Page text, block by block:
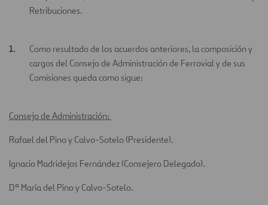
Retribuciones.
Como resultado de los acuerdos anteriores, la composición y
cargos del Consejo de Administración de Ferrovial y de sus
Comisiones queda como sigue:
Consejo de Administración:
Rafael del Pino y Calvo-Sotelo (Presidente).
Ignacio Madridejos Fernández (Consejero Delegado).
Dª María del Pino y Calvo-Sotelo.